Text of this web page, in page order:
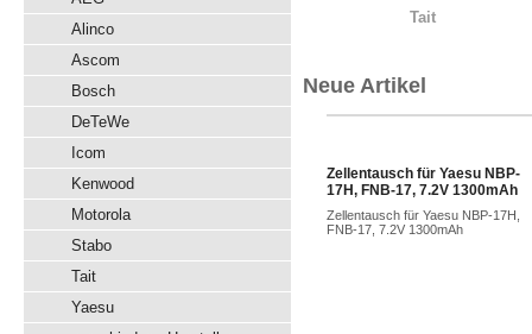
Alinco
Ascom
Bosch
DeTeWe
Icom
Kenwood
Motorola
Stabo
Tait
Yaesu
Tait
Neue Artikel
Zellentausch für Yaesu NBP-
17H, FNB-17, 7.2V 1300mAh
Zellentausch für Yaesu NBP-17H,
FNB-17, 7.2V 1300mAh